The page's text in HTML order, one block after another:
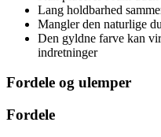
Lang holdbarhed
Mangler den naturlige
Den gyldne farve kan
indretninger
Fordele og ulemper
Fordele